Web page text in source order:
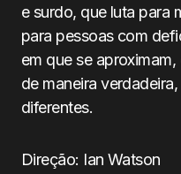
e surdo, que luta para
para pessoas com
em que se
de maneira
diferentes.
Direção: Ian Watson